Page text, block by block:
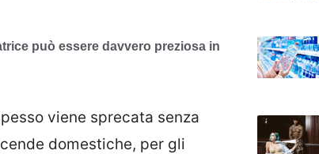
può essere davvero preziosa in
viene sprecata senza
domestiche, per gli